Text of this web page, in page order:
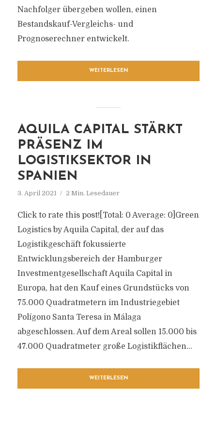
Nachfolger übergeben wollen, einen
Bestandskauf-Vergleichs- und
Prognoserechner entwickelt.
WEITERLESEN
AQUILA CAPITAL STÄRKT
PRÄSENZ IM
LOGISTIKSEKTOR IN
SPANIEN
3. April 2021 2 Min. Lesedauer
Click to rate this post![Total: 0 Average: 0]Green
Logistics by Aquila Capital, der auf das
Logistikgeschäft fokussierte
Entwicklungsbereich der Hamburger
Investmentgesellschaft Aquila Capital in
Europa, hat den Kauf eines Grundstücks von
75.000 Quadratmetern im Industriegebiet
Polígono Santa Teresa in Málaga
abgeschlossen. Auf dem Areal sollen 15.000 bis
47.000 Quadratmeter große Logistikflächen...
WEITERLESEN